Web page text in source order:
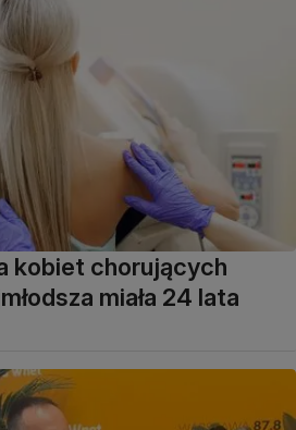
kobiet chorujących
miała 24 lata